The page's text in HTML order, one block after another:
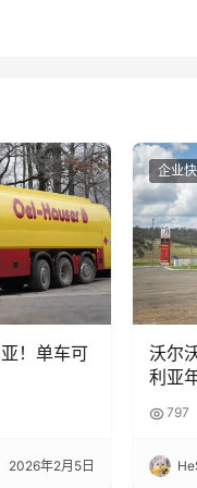
！单车可
2026年2月5日
企业
沃尔
利亚
797